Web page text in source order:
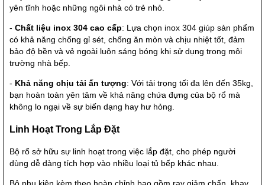
yên tĩnh hoặc những ngôi nhà có trẻ nhỏ.
- Chất liệu inox 304 cao cấp: Lựa chọn inox 304 giúp sản phẩm
có khả năng chống gỉ sét, chống ăn mòn và chịu nhiệt tốt, đảm
bảo độ bền và vẻ ngoài luôn sáng bóng khi sử dụng trong môi
trường nhà bếp.
- Khả năng chịu tải ấn tượng: Với tải trọng tối đa lên đến 35kg,
bạn hoàn toàn yên tâm về khả năng chứa đựng của bộ rổ mà
không lo ngại về sự biến dạng hay hư hỏng.
Linh Hoạt Trong Lắp Đặt
Bộ rổ sở hữu sự linh hoạt trong việc lắp đặt, cho phép người
dùng dễ dàng tích hợp vào nhiều loại tủ bếp khác nhau.